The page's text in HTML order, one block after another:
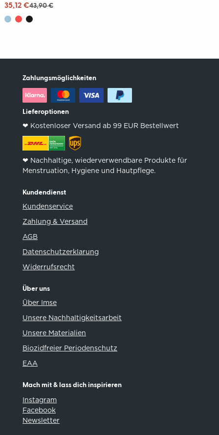
35,12 €43,90 €
Zahlungsmöglichkeiten
Lieferoptionen
❤︎ Kostenloser Versand ab 99 EUR Bestellwert
❤︎ Nachhaltige, wiederverwendbare Produkte für
Menstruation, Hygiene und Hautpflege.
Kundendienst
Kundenservice
Zahlung & Versand
AGB
Datenschutzerklarung
Widerrufsrecht
Über uns
Über Imse
Unsere Nachhaltigkeitsarbeit
Unsere Materialien
Biozidfreier Periodenschutz
EAA
Mach mit & lass dich inspirieren
Instagram
Facebook
Newsletter